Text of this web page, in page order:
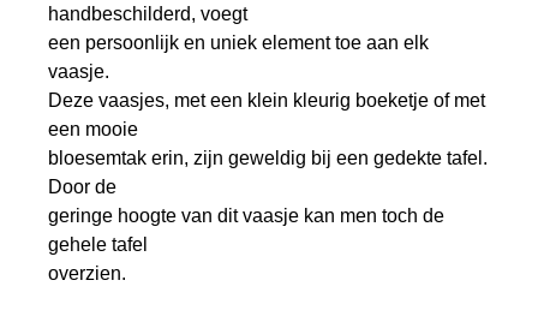
handbeschilderd, voegt
een persoonlijk en uniek element toe aan elk
vaasje.
Deze vaasjes, met een klein kleurig boeketje of met
een mooie
bloesemtak erin, zijn geweldig bij een gedekte tafel.
Door de
geringe hoogte van dit vaasje kan men toch de
gehele tafel
overzien.